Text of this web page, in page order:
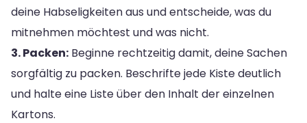
deine Habseligkeiten aus und entscheide, was du
mitnehmen möchtest und was nicht.
3. Packen: Beginne rechtzeitig damit, deine Sachen
sorgfältig zu packen. Beschrifte jede Kiste deutlich
und halte eine Liste über den Inhalt der einzelnen
Kartons.